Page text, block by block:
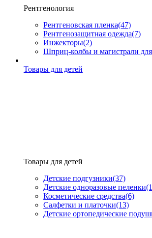
Рентгенология
Рентгеновская пленка(47)
Рентгенозащитная одежда(7)
Инжекторы(2)
Шприц-колбы и магистрали
Товары для детей
Товары для детей
Детские подгузники(37)
Детские одноразовые пеленки
Косметические средства(6)
Салфетки и платочки(13)
Детские ортопедические